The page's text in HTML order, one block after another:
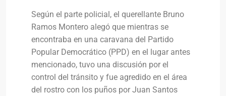
Según el parte policial, el querellante Bruno
Ramos Montero alegó que mientras se
encontraba en una caravana del Partido
Popular Democrático (PPD) en el lugar antes
mencionado, tuvo una discusión por el
control del tránsito y fue agredido en el área
del rostro con los puños por Juan Santos